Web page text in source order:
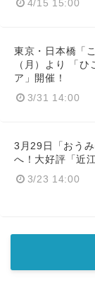
4/15 15:00
東京・日本橋「
（月）より 「ひ
ア」開催！
3/31 14:00
3月29日「おう
へ！大好評「近
3/23 14:00